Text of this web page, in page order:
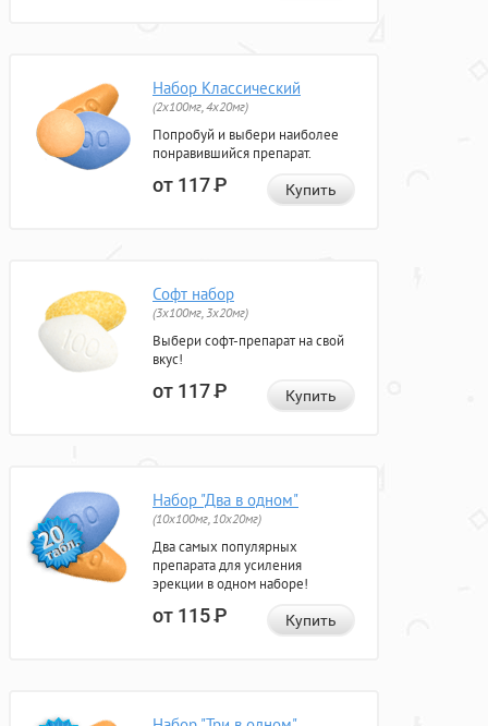
Набор Классический
(2x100мг, 4x20мг)
Попробуй и выбери наиболее
понравившийся препарат.
от 117Р Купить
Софт набор
(3x100мг, 3x20мг)
Выбери софт-препарат на свой
вкус!
от 117Р Купить
Набор "Два в одном"
(10x100мг, 10x20мг)
Два самых популярных
препарата для усиления
эрекции в одном наборе!
от 115Р Купить